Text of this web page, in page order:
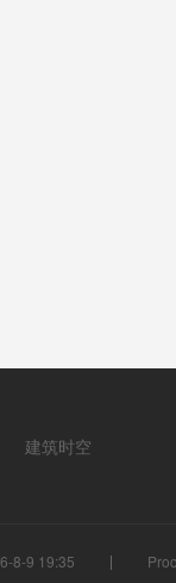
建筑时空
8-9 19:35